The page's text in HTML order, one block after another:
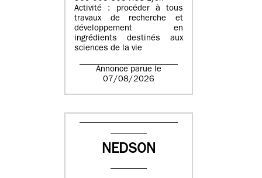
Activité : procéder à tous
travaux de recherche et
développement en
ingrédients destinés aux
sciences de la vie
Annonce parue le
07/08/2026
NEDSON